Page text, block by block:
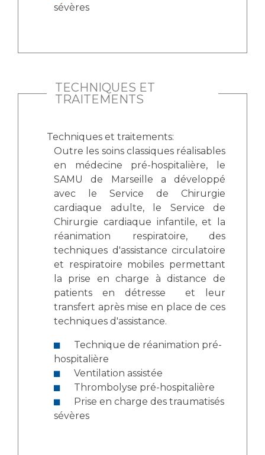
sévères
TECHNIQUES ET
TRAITEMENTS
Techniques et traitements:
Outre les soins classiques réalisables
en médecine pré-hospitalière, le
SAMU de Marseille a développé
avec le Service de Chirurgie
cardiaque adulte, le Service de
Chirurgie cardiaque infantile, et la
réanimation respiratoire, des
techniques d'assistance circulatoire
et respiratoire mobiles permettant
la prise en charge à distance de
patients en détresse et leur
transfert après mise en place de ces
techniques d'assistance.
Technique de réanimation pré-
hospitalière
Ventilation assistée
Thrombolyse pré-hospitalière
Prise en charge des traumatisés
sévères